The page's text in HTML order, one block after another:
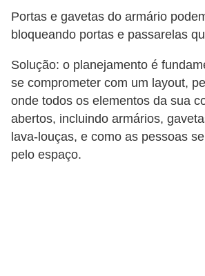
Portas e gavetas do armário
bloqueando portas e passarelas
Solução: o planejamento é
se comprometer com um layout,
onde todos os elementos da sua
abertos, incluindo armários,
lava-louças, e como as pessoas
pelo espaço.